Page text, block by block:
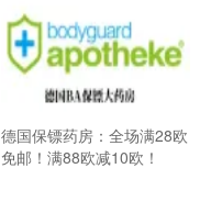
德国保镖药房：全场满28欧
免邮！满88欧减10欧！